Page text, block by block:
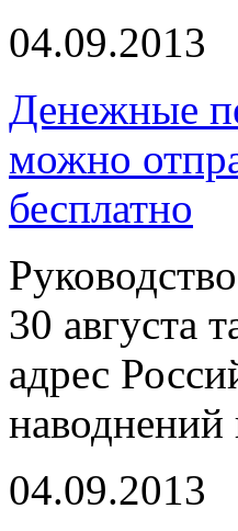
04.09.2013
Денежные
можно
бесплатно
30 августа
адрес
04.09.2013